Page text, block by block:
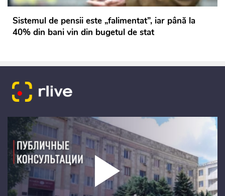
Sistemul de pensii este „falimentat”, iar până la
40% din bani vin din bugetul de stat